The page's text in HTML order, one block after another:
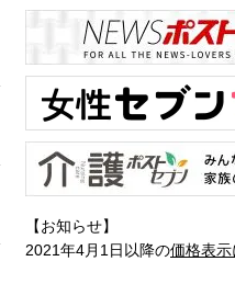
【お知らせ】
2021年4月1日以降の価格表